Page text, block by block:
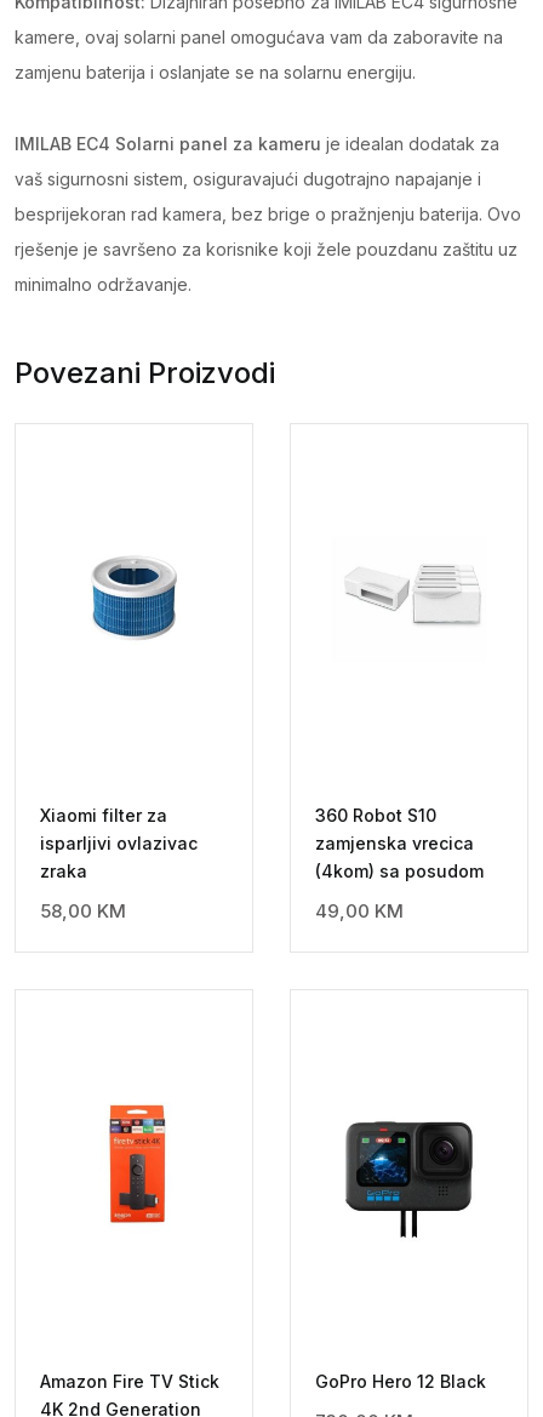
kamere, ovaj solarni panel omogućava vam da zaboravite na
zamjenu baterija i oslanjate se na solarnu energiju.
IMILAB EC4 Solarni panel za kameru je idealan dodatak za
vaš sigurnosni sistem, osiguravajući dugotrajno napajanje i
besprijekoran rad kamera, bez brige o pražnjenju baterija. Ovo
rješenje je savršeno za korisnike koji žele pouzdanu zaštitu uz
minimalno održavanje.
Povezani Proizvodi
Xiaomi filter za
isparljivi ovlazivac
zraka
58,00 KM
360 Robot S10
zamjenska vrecica
(4kom) sa posudom
49,00 KM
Amazon Fire TV Stick
4K 2nd Generation
GoPro Hero 12 Black